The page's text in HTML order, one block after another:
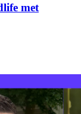
met